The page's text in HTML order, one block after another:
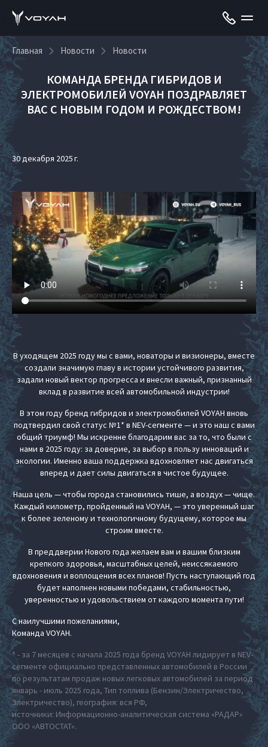
Главная Новости Новости
КОМАНДА БРЕНДА ГИБРИДОВ И
ЭЛЕКТРОМОБИЛЕЙ VOYAH ПОЗДРАВЛЯЕТ
ВАС С НОВЫМ ГОДОМ И РОЖДЕСТВОМ!
30 декабря 2025 г.
В уходящем 2025 году мы с вами, новаторы и визионеры, вместе
создали значимую главу в истории устойчивого развития,
задали новый вектор прогресса и внесли важный, признанный
вклад в развитие всей автомобильной индустрии!
В этом году бренд гибридов и электромобилей VOYAH вновь
подтвердил свой статус №1* в NEV-сегменте — и это наш с вами
общий триумф! Мы искренне благодарим вас за то, что были с
нами в 2025 году: за доверие, за выбор в пользу инноваций и
экологии. Именно ваша поддержка вдохновляет нас двигаться
вперед и дает силы двигаться в чистое будущее.
Наша цель — чтобы города становились тише, а воздух — чище.
Каждый километр, пройденный на VOYAH, — это уверенный шаг
к более зеленому и технологичному будущему, которое мы
строим вместе.
В преддверии Нового года желаем вам и вашим близким
крепкого здоровья, масштабных целей, неиссякаемого
вдохновения и воплощения всех планов! Пусть наступающий год
будет наполнен новыми победами, стабильностью,
уверенностью и удовольствием от каждого момента пути!
С наилучшими пожеланиями,
Команда VOYAH.
* - за 7 месяцев с начала 2025 года бренд VOYAH лидирует в NEV-
сегменте официально представленных автомобилей в России
по результатам продаж новых легковых автомобилей за период
январь - июль 2025 года, Тип топлива (Бензин/Электричество,
Электричество), география: вся РФ,
источники: Информационно-аналитическая система «РАДАР»
ООО «АВТОСТАТ».